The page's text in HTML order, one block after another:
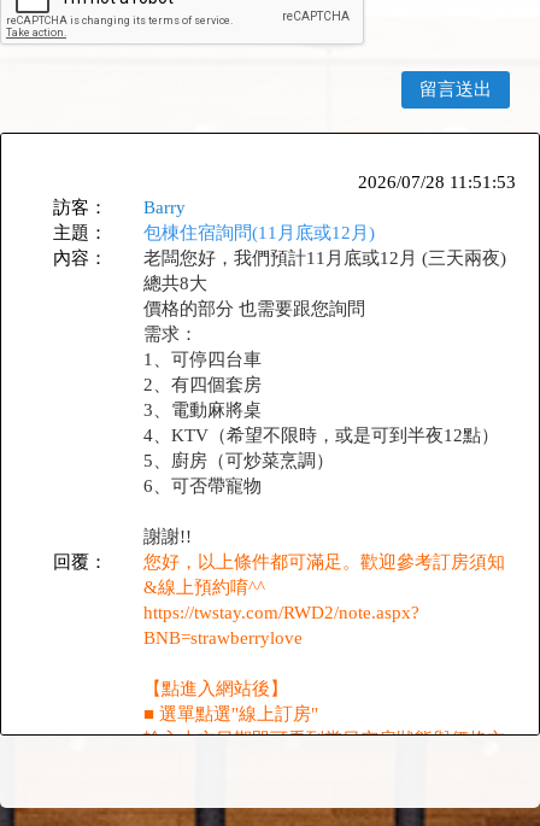
2026/07/28 11:51:53
訪客：
Barry
主題：
包棟住宿詢問(11月底或12月)
內容：
老闆您好，我們預計11月底或12月 (三天兩夜)
總共8大
價格的部分 也需要跟您詢問
需求：
1、可停四台車
2、有四個套房
3、電動麻將桌
4、KTV（希望不限時，或是可到半夜12點）
5、廚房（可炒菜烹調）
6、可否帶寵物
謝謝!!
回覆：
您好，以上條件都可滿足。歡迎參考訂房須知
&線上預約唷^^
https://twstay.com/RWD2/note.aspx?
BNB=strawberrylove
【點進入網站後】
■ 選單點選"線上訂房"
輸入上方日期即可看到當日空房狀態與價格亦
付款失敗(系統跳出會鎖15分鐘)，付款完成後